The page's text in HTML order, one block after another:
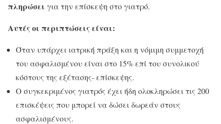
πληρώσει για την επίσκεψη στο γιατρό.
Αυτές οι περιπτώσεις είναι:
Όταν υπάρχει ιατρική πράξη και η νόμιμη συμμετοχή
του ασφαλισμένου είναι στο 15% επί του συνολικού
κόστους της εξέτασης- επίσκεψης.
Ο συγκεκριμένος γιατρός έχει ήδη ολοκληρώσει τις 200
επισκέψεις που μπορεί να δώσει δωρεάν στους
ασφαλισμένους.